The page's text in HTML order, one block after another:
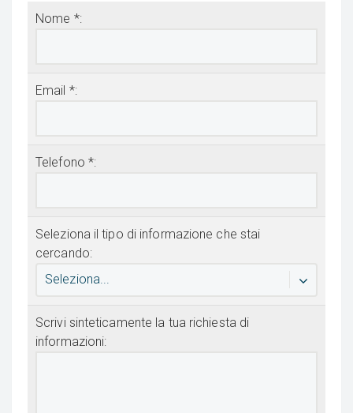
Nome *:
Email *:
Telefono *:
Seleziona il tipo di informazione che stai
cercando:
Seleziona...
Scrivi sinteticamente la tua richiesta di
informazioni: